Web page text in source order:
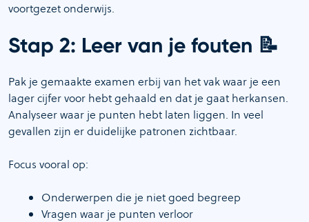
voortgezet onderwijs.
Stap 2: Leer van je fouten 📝
Pak je gemaakte examen erbij van het vak waar je een
lager cijfer voor hebt gehaald en dat je gaat herkansen.
Analyseer waar je punten hebt laten liggen. In veel
gevallen zijn er duidelijke patronen zichtbaar.
Focus vooral op:
Onderwerpen die je niet goed begreep
Vragen waar je punten verloor